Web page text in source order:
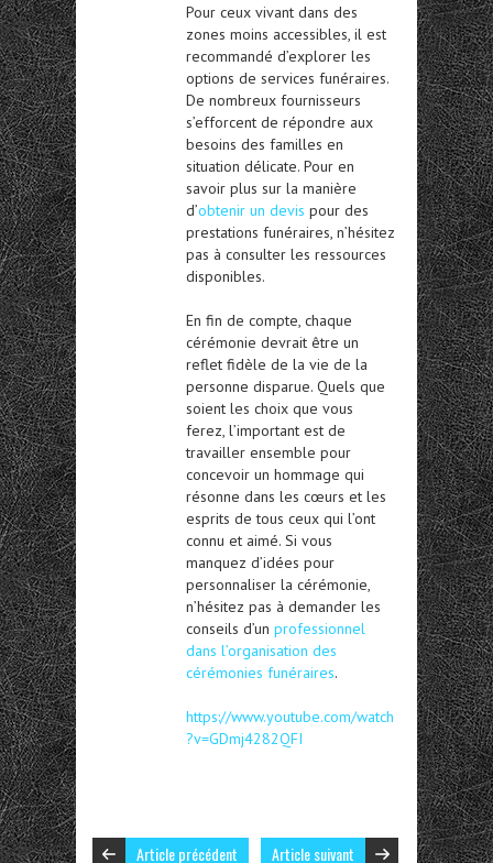
Pour ceux vivant dans des
zones moins accessibles, il est
recommandé d’explorer les
options de services funéraires.
De nombreux fournisseurs
s’efforcent de répondre aux
besoins des familles en
situation délicate. Pour en
savoir plus sur la manière
d’obtenir un devis pour des
prestations funéraires, n’hésitez
pas à consulter les ressources
disponibles.
En fin de compte, chaque
cérémonie devrait être un
reflet fidèle de la vie de la
personne disparue. Quels que
soient les choix que vous
ferez, l’important est de
travailler ensemble pour
concevoir un hommage qui
résonne dans les cœurs et les
esprits de tous ceux qui l’ont
connu et aimé. Si vous
manquez d’idées pour
personnaliser la cérémonie,
n’hésitez pas à demander les
conseils d’un professionnel
dans l’organisation des
cérémonies funéraires.
https://www.youtube.com/watch
?v=GDmj4282QFI
Article précédent Article suivant